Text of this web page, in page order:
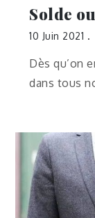
Solde
10 Juin 2021
Dès qu’on
dans tous